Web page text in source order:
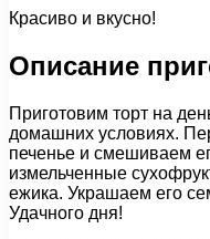
Красиво и вкусно!
Описание
Приготовим торт на
домашних условиях.
печенье и смешиваем
измельченные
ежика. Украшаем его
Удачного дня!